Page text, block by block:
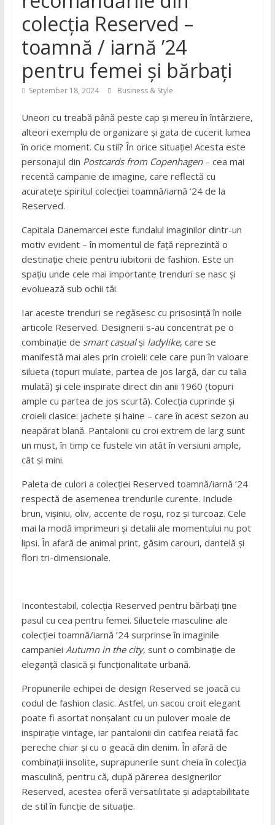
colecția Reserved –
toamnă / iarnă ’24
pentru femei și bărbați
September 18, 2024 Business & Style
Uneori cu treabă până peste cap și mereu în întârziere,
alteori exemplu de organizare și gata de cucerit lumea
în orice moment. Cu stil? În orice situație! Acesta este
personajul din Postcards from Copenhagen– cea mai
recentă campanie de imagine, care reflectă cu
acuratețe spiritul colecției toamnă/iarnă ’24 de la
Reserved.
Capitala Danemarcei este fundalul imaginilor dintr-un
motiv evident – în momentul de față reprezintă o
destinație cheie pentru iubitorii de fashion. Este un
spațiu unde cele mai importante trenduri se nasc și
evoluează sub ochii tăi.
Iar aceste trenduri se regăsesc cu prisosință în noile
articole Reserved. Designerii s-au concentrat pe o
combinație de smart casualși ladylike, care se
manifestă mai ales prin croieli: cele care pun în valoare
silueta (topuri mulate, partea de jos largă, dar cu talia
mulată) și cele inspirate direct din anii 1960 (topuri
ample cu partea de jos scurtă). Colecția cuprinde și
croieli clasice: jachete și haine – care în acest sezon au
neapărat blană. Pantalonii cu croi extrem de larg sunt
un must, în timp ce fustele vin atât în versiuni ample,
cât și mini.
Paleta de culori a colecției Reserved toamnă/iarnă ’24
respectă de asemenea trendurile curente. Include
brun, vișiniu, oliv, accente de roșu, roz și turcoaz. Cele
mai la modă imprimeuri și detalii ale momentului nu pot
lipsi. În afară de animal print, găsim carouri, dantelă și
flori tri-dimensionale.
Incontestabil, colecția Reserved pentru bărbați ține
pasul cu cea pentru femei. Siluetele masculine ale
colecției toamnă/iarnă ’24 surprinse în imaginile
campaniei Autumn in the city, sunt o combinație de
eleganță clasică și funcționalitate urbană.
Propunerile echipei de design Reserved se joacă cu
codul de fashion clasic. Astfel, un sacou croit elegant
poate fi asortat nonșalant cu un pulover moale de
inspirație vintage, iar pantalonii din catifea reiată fac
pereche chiar și cu o geacă din denim. În afară de
combinații insolite, suprapunerile sunt cheia în colecția
masculină, pentru că, după părerea designerilor
Reserved, acestea oferă versatilitate și adaptabilitate
de stil în funcție de situație.